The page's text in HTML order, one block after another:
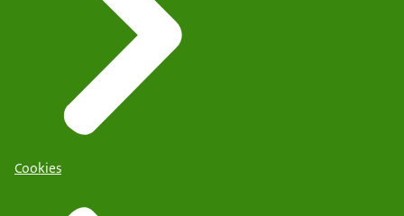
Cookies